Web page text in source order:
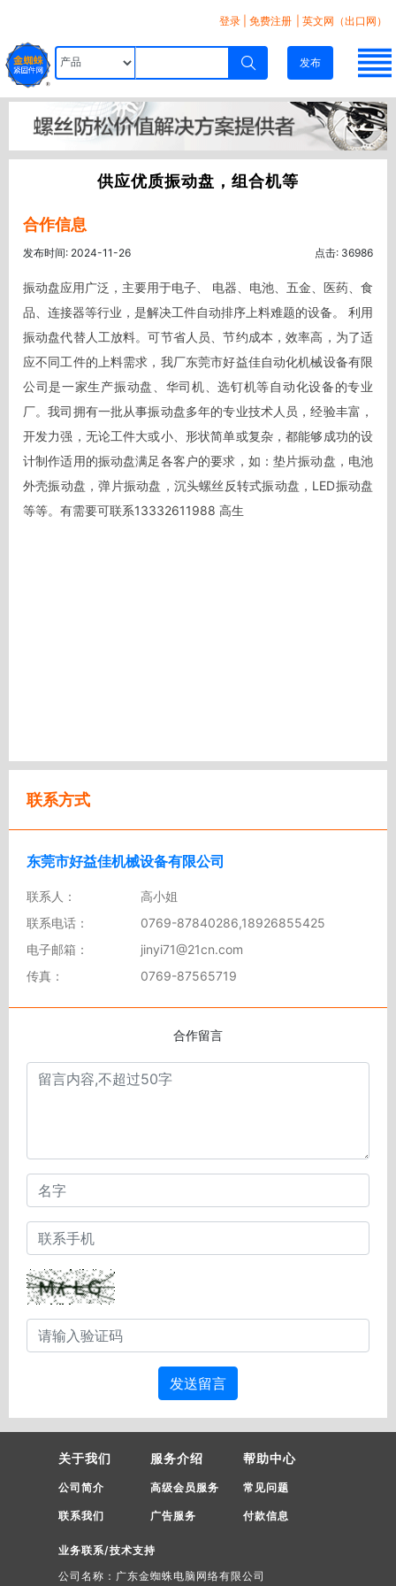
登录 免费注册 | 英文网（出口网）
发布
供应优质振动盘，组合机等
合作信息
发布时间: 2024-11-26 点击: 36986
振动盘应用广泛，主要用于电子、 电器、电池、五金、医药、食
品、连接器等行业，是解决工件自动排序上料难题的设备。 利用
振动盘代替人工放料。可节省人员、节约成本，效率高，为了适
应不同工件的上料需求，我厂东莞市好益佳自动化机械设备有限
公司是一家生产振动盘、华司机、选钉机等自动化设备的专业
厂。我司拥有一批从事振动盘多年的专业技术人员，经验丰富，
开发力强，无论工件大或小、形状简单或复杂，都能够成功的设
计制作适用的振动盘满足各客户的要求，如：垫片振动盘，电池
外壳振动盘，弹片振动盘，沉头螺丝反转式振动盘，LED振动盘
等等。有需要可联系13332611988 高生
联系方式
东莞市好益佳机械设备有限公司
联系人：
高小姐
联系电话：
0769-87840286,18926855425
电子邮箱：
jinyi71@21cn.com
传真：
0769-87565719
合作留言
发送留言
关于我们
公司简介
联系我们
服务介绍
高级会员服务
广告服务
帮助中心
常见问题
付款信息
业务联系/技术支持
公司名称：广东金蜘蛛电脑网络有限公司